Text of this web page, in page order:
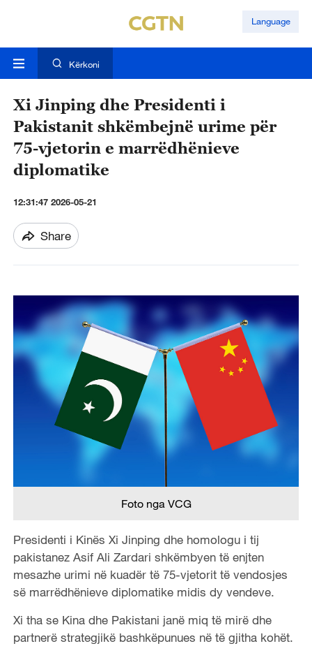
Language
Kërkoni
Xi Jinping dhe Presidenti i
Pakistanit shkëmbejnë urime për
75-vjetorin e marrëdhënieve
diplomatike
12:31:47 2026-05-21
Share
Foto nga VCG
Presidenti i Kinës Xi Jinping dhe homologu i tij
pakistanez Asif Ali Zardari shkëmbyen të enjten
mesazhe urimi në kuadër të 75-vjetorit të vendosjes
së marrëdhënieve diplomatike midis dy vendeve.
Xi tha se Kina dhe Pakistani janë miq të mirë dhe
partnerë strategjikë bashkëpunues në të gjitha kohët.